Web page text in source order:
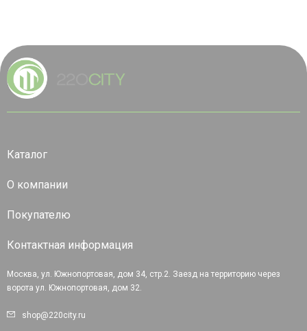
Каталог
О компании
Покупателю
Контактная информация
Москва, ул. Южнопортовая, дом 34, стр.2. Заезд на территорию через
ворота ул. Южнопортовая, дом 32.
shop@220city.ru